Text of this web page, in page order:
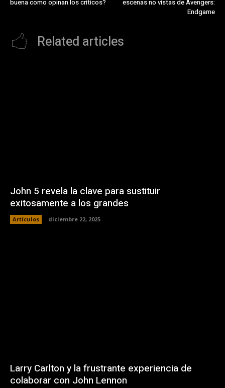
buena como opinan los críticos?
escenas no vistas de Avengers:
Endgame
Related articles
John 5 revela la clave para sustituir
exitosamente a los grandes
Artículos diciembre 22, 2025
Larry Carlton y la frustrante experiencia de
colaborar con John Lennon